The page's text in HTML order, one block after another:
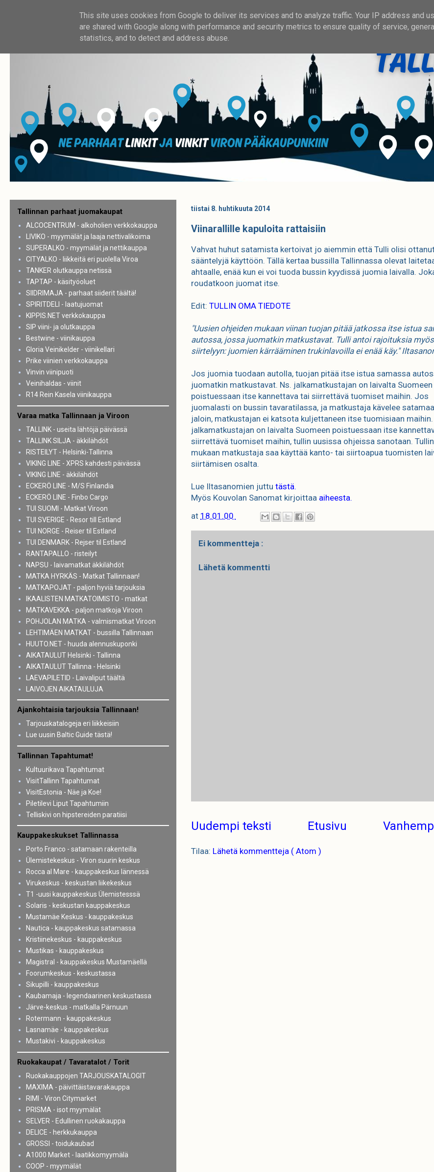
tiistai 8. huhtikuuta 2014
Viinarallille kapuloita rattaisiin
Vahvat huhut satamista kertoivat jo aiemmin että Tulli olisi
sääntelyjä käyttöön. Tällä kertaa bussilla Tallinnassa olevat
ahtaalle, enää kun ei voi tuoda bussin kyydissä juomia laivalla.
roudatkoon juomat itse.
Edit: TULLIN OMA TIEDOTE
"Uusien ohjeiden mukaan viinan tuojan pitää jatkossa itse istua
autossa, jossa juomatkin matkustavat. Tulli antoi rajoituksia
siirtelyyn: juomien kärrääminen trukinlavoilla ei enää käy."
Jos juomia tuodaan autolla, tuojan pitää itse istua samassa
juomatkin matkustavat. Ns. jalkamatkustajan on laivalta Suomeen
poistuessaan itse kannettava tai siirrettävä tuomiset maihin. Jos
juomalasti on bussin tavaratilassa, ja matkustaja kävelee
jaloin, matkustajan ei katsota kuljettaneen itse tuomisiaan maihin.
jalkamatkustajan on laivalta Suomeen poistuessaan itse
siirrettävä tuomiset maihin, tullin uusissa ohjeissa sanotaan.
mukaan matkustaja saa käyttää kanto- tai siirtoapua tuomisten
siirtämisen osalta.
Lue Iltasanomien juttu tästä.
Myös Kouvolan Sanomat kirjoittaa aiheesta.
at 18.01.00
Ei kommentteja :
Lähetä kommentti
Uudempi teksti Etusivu
Tilaa: Lähetä kommentteja ( Atom )
Tallinnan parhaat juomakaupat
ALCOCENTRUM - alkoholien verkkokauppa
LIVIKO - myymälät ja laaja nettivalikoima
SUPERALKO - myymälät ja nettikauppa
CITYALKO - liikkeitä eri puolella Viroa
TANKER olutkauppa netissä
TAPTAP - käsityöoluet
SIIDRIMAJA - parhaat siiderit täältä!
SPIRITDELI - laatujuomat
KIPPIS.NET verkkokauppa
SIP viini- ja olutkauppa
Bestwine - viinikauppa
Gloria Veinikelder - viinikellari
Prike viinien verkkokauppa
Vinvin viinipuoti
Veinihaldas - viinit
R14 Rein Kasela viinikauppa
Varaa matka Tallinnaan ja Viroon
TALLINK - useita lähtöjä päivässä
TALLINK SILJA - äkkilähdöt
RISTEILYT - Helsinki-Tallinna
VIKING LINE - XPRS kahdesti päivässä
VIKING LINE - äkkilähdöt
ECKERÖ LINE - M/S Finlandia
ECKERÖ LINE - Finbo Cargo
TUI SUOMI - Matkat Viroon
TUI SVERIGE - Resor till Estland
TUI NORGE - Reiser til Estland
TUI DENMARK - Rejser til Estland
RANTAPALLO - risteilyt
NAPSU - laivamatkat äkkilähdöt
MATKA HYRKÄS - Matkat Tallinnaan!
MATKAPOJAT - paljon hyviä tarjouksia
IKAALISTEN MATKATOIMISTO - matkat
MATKAVEKKA - paljon matkoja Viroon
POHJOLAN MATKA - valmismatkat Viroon
LEHTIMÄEN MATKAT - bussilla Tallinnaan
HUUTO.NET - huuda alennuskuponki
AIKATAULUT Helsinki - Tallinna
AIKATAULUT Tallinna - Helsinki
LAEVAPILETID - Laivaliput täältä
LAIVOJEN AIKATAULUJA
Ajankohtaisia tarjouksia Tallinnaan!
Tarjouskatalogeja eri liikkeisiin
Lue uusin Baltic Guide tästä!
Tallinnan Tapahtumat!
Kultuurikava Tapahtumat
VisitTallinn Tapahtumat
VisitEstonia - Näe ja Koe!
Piletilevi Liput Tapahtumiin
Telliskivi on hipstereiden paratiisi
Kauppakeskukset Tallinnassa
Porto Franco - satamaan rakenteilla
Ülemistekeskus - Viron suurin keskus
Rocca al Mare - kauppakeskus lännessä
Virukeskus - keskustan liikekeskus
T1 -uusi kauppakeskus Ülemistesssä
Solaris - keskustan kauppakeskus
Mustamäe Keskus - kauppakeskus
Nautica - kauppakeskus satamassa
Kristiinekeskus - kauppakeskus
Mustikas - kauppakeskus
Magistral - kauppakeskus Mustamäellä
Foorumkeskus - keskustassa
Sikupilli - kauppakeskus
Kaubamaja - legendaarinen keskustassa
Järve-keskus - matkalla Pärnuun
Rotermann - kauppakeskus
Lasnamäe - kauppakeskus
Mustakivi - kauppakeskus
Ruokakaupat / Tavaratalot / Torit
Ruokakauppojen TARJOUSKATALOGIT
MAXIMA - päivittäistavarakauppa
RIMI - Viron Citymarket
PRISMA - isot myymälät
SELVER - Edullinen ruokakauppa
DELICE - herkkukauppa
GROSSI - toidukaubad
A1000 Market - laatikkomyymälä
COOP - myymälät
This site uses cookies from Google to deliver its services and to analyze traffic. Your IP address and
are shared with Google along with performance and security metrics to ensure quality of service,
statistics, and to detect and address abuse.